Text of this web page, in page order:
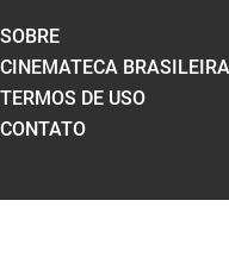
SOBRE
CINEMATECA BRASILEIRA
TERMOS DE USO
CONTATO